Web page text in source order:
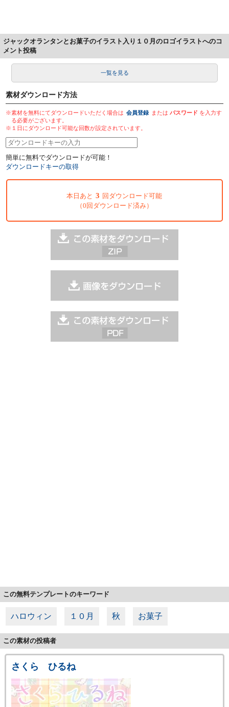
ジャックオランタンとお菓子のイラスト入り１０月のロゴイラストへのコ
メント投稿
一覧を見る
素材ダウンロード方法
※素材を無料にてダウンロードいただく場合は 会員登録 またはパスワード を入力す
る必要がございます。
※１日にダウンロード可能な回数が設定されています。
簡単に無料でダウンロードが可能！
ダウンロードキーの取得
本日あと 3 回ダウンロード可能
（0回ダウンロード済み）
この無料テンプレートのキーワード
ハロウィン １０月 秋 お菓子
この素材の投稿者
さくら ひるね